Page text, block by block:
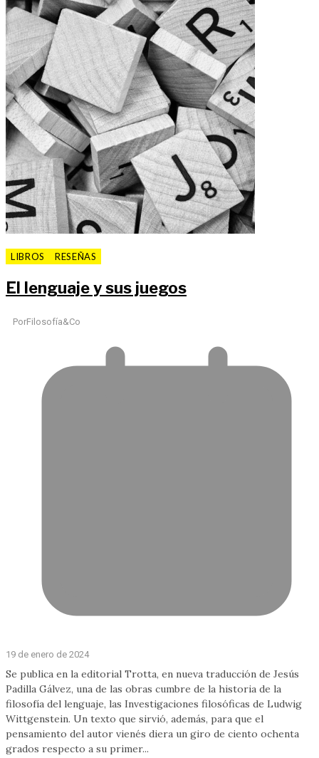
LIBROS RESEÑAS
El lenguaje y sus juegos
PorFilosofía&Co
19 de enero de 2024
Se publica en la editorial Trotta, en nueva traducción de Jesús
Padilla Gálvez, una de las obras cumbre de la historia de la
filosofía del lenguaje, las Investigaciones filosóficas de Ludwig
Wittgenstein. Un texto que sirvió, además, para que el
pensamiento del autor vienés diera un giro de ciento ochenta
grados respecto a su primer...